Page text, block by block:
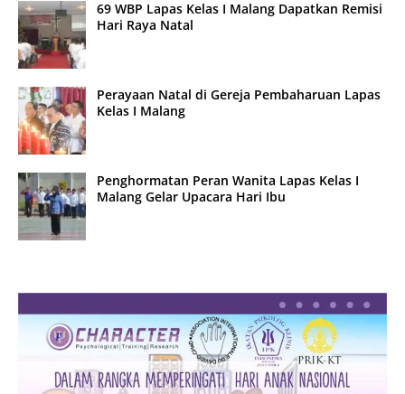
69 WBP Lapas Kelas I Malang Dapatkan Remisi
Hari Raya Natal
Perayaan Natal di Gereja Pembaharuan Lapas
Kelas I Malang
Penghormatan Peran Wanita Lapas Kelas I
Malang Gelar Upacara Hari Ibu